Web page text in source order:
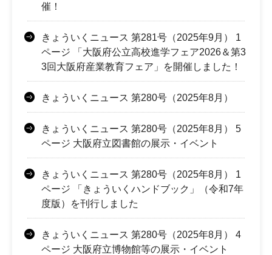
催！
きょういくニュース 第281号（2025年9月） 1
ページ 「大阪府公立高校進学フェア2026＆第3
3回大阪府産業教育フェア」を開催しました！
きょういくニュース 第280号（2025年8月）
きょういくニュース 第280号（2025年8月） 5
ページ 大阪府立図書館の展示・イベント
きょういくニュース 第280号（2025年8月） 1
ページ 「きょういくハンドブック」（令和7年
度版）を刊行しました
きょういくニュース 第280号（2025年8月） 4
ページ 大阪府立博物館等の展示・イベント